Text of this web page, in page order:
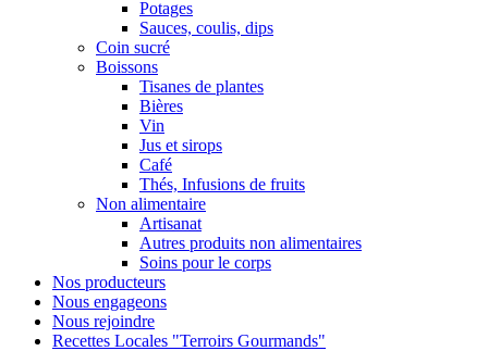
Potages
Sauces, coulis, dips
Coin sucré
Boissons
Tisanes de plantes
Bières
Vin
Jus et sirops
Café
Thés, Infusions de fruits
Non alimentaire
Artisanat
Autres produits non alimentaires
Soins pour le corps
Nos producteurs
Nous engageons
Nous rejoindre
Recettes Locales "Terroirs Gourmands"